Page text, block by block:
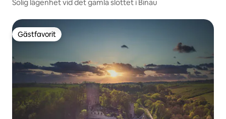
Solig lägenhet vid det gamla slottet i Binau
Gästfavorit
Gästfavorit